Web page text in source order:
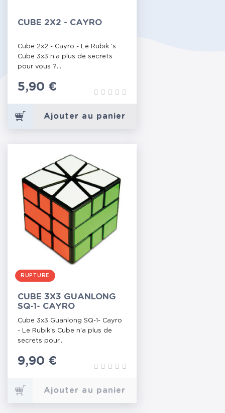
CUBE 2X2 - CAYRO
Cube 2x2 - Cayro - Le Rubik 's
Cube 3x3 n'a plus de secrets
pour vous ?...
Prix
5,90 €
Ajouter au panier
RUPTURE
CUBE 3X3 GUANLONG
SQ-1- CAYRO
Cube 3x3 Guanlong SQ-1- Cayro
- Le Rubik's Cube n'a plus de
secrets pour...
Prix
9,90 €
Ajouter au panier